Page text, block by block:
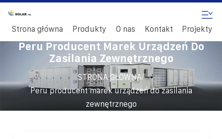
Strona główna Produkty O nas Kontakt Projekty
Peru Producent Marek Urządzeń Do
Zasilania Zewnętrznego
STRONA GŁÓWNA/
Peru producent marek urządzeń do zasilania
zewnętrznego